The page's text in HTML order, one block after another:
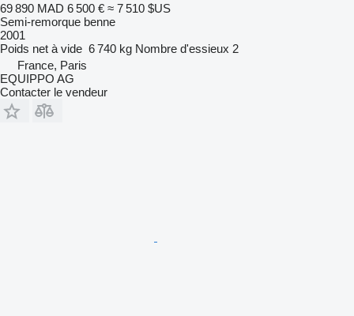
69 890 MAD 6 500 € ≈ 7 510 $US
Semi-remorque benne
2001
Poids net à vide 6 740 kg Nombre d'essieux 2
France, Paris
EQUIPPO AG
Contacter le vendeur